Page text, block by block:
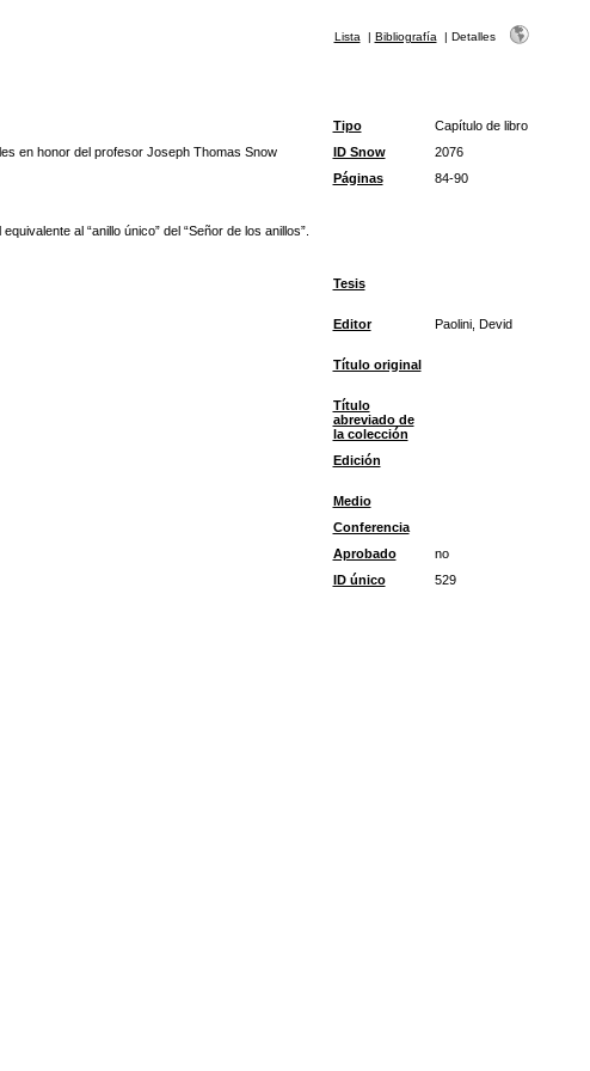
Lista | Bibliografía | Detalles
Tipo
Capítulo de libro
en honor del profesor Joseph Thomas Snow ID Snow
2076
Páginas
84-90
al “anillo único” del “Señor de los anillos”.
Tesis
Editor Paolini, Devid
Título original
Título
abreviado de
la colección
Edición
Medio
Conferencia
Aprobado
no
ID único
529